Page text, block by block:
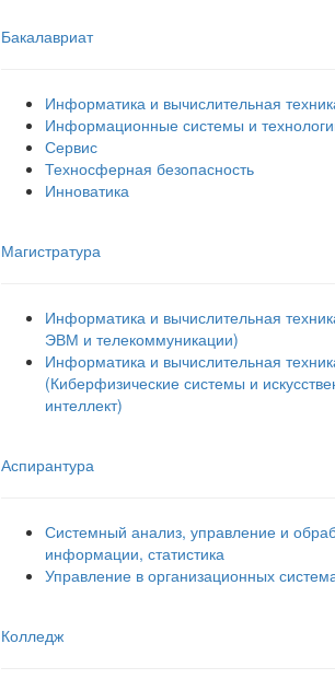
Бакалавриат
Информатика и вычислительная
Информационные системы и
Сервис
Техносферная безопасность
Инноватика
Магистратура
Информатика и вычислительная
ЭВМ и телекоммуникации)
Информатика и вычислительная
(Киберфизические системы и
интеллект)
Аспирантура
Системный анализ, управление и
информации, статистика
Управление в организационных
Колледж